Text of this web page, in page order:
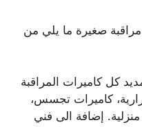
صغيرة ما يلي من
كل كاميرات المراقبة
كاميرات تجسس،
إضافة الى فني